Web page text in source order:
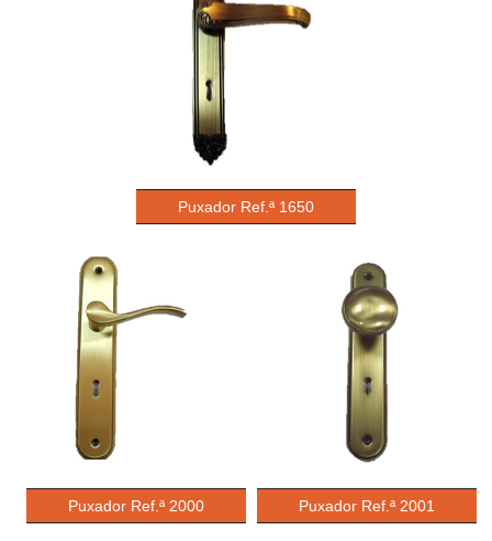
Puxador Ref.ª 1650
Puxador Ref.ª 2000 Puxador Ref.ª 2001